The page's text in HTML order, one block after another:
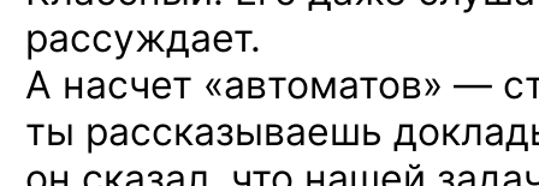
рассуждает.
А насчет «автоматов» —
ты рассказываешь